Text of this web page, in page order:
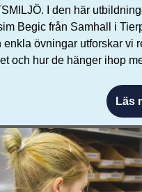
I den här
Begic från Samhall i
enkla övningar utforskar vi
och hur de hänger ihop
Läs